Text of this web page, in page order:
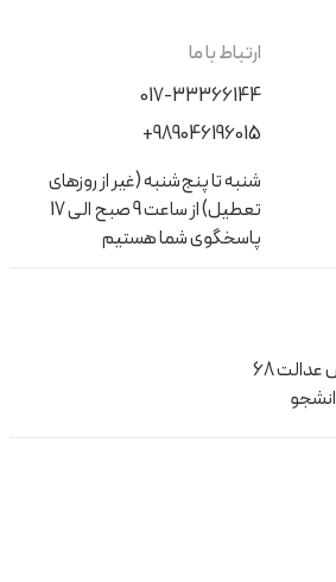
ارتباط با ما
017-33366144
+989046196015
شنبه تا پنج‌شنبه (غیر از روزهای
تعطیل) از ساعت 9 صبح الی 17
پاسخگوی شما هستیم
68